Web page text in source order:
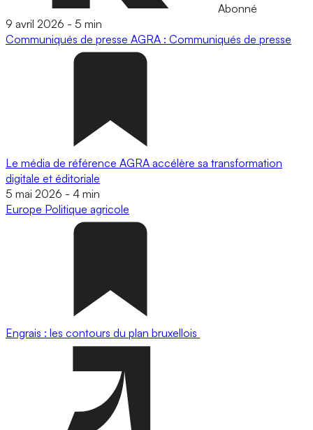
Abonné
9 avril 2026 - 5 min
Communiqués de presse AGRA : Communiqués de presse
Le média de référence AGRA accélère sa transformation
digitale et éditoriale
5 mai 2026 - 4 min
Europe Politique agricole
Engrais : les contours du plan bruxellois